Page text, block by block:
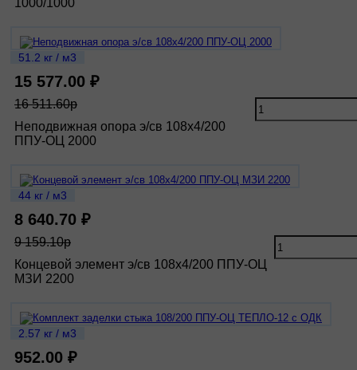
1000/1000
51.2 кг / м3
15 577.00 ₽
16 511.60р
Неподвижная опора э/св 108х4/200
ППУ-ОЦ 2000
44 кг / м3
8 640.70 ₽
9 159.10р
Концевой элемент э/св 108х4/200 ППУ-ОЦ
МЗИ 2200
2.57 кг / м3
952.00 ₽